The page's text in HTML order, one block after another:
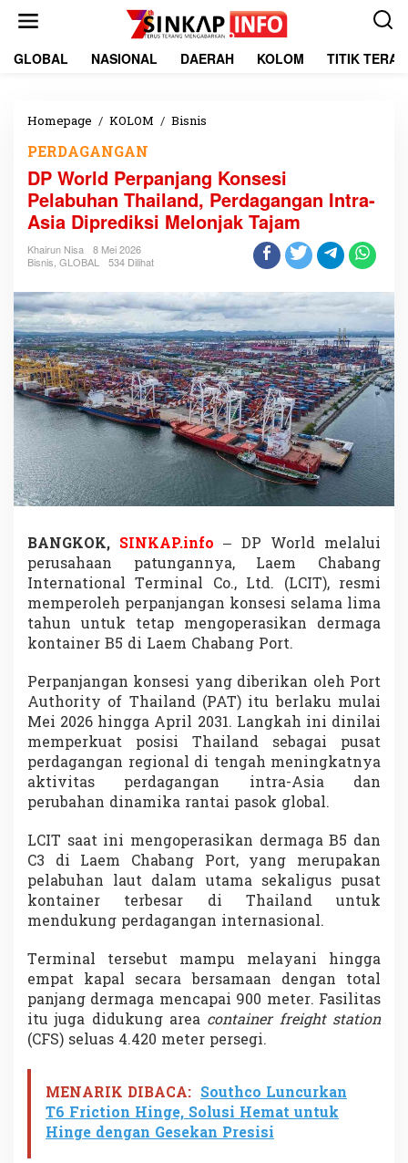
GLOBAL NASIONAL DAERAH KOLOM TITIK
Homepage / KOLOM / Bisnis
o
r
d
a
n
j
a
n
g
K
o
n
s
e
i
l
a
u
h
a
n
h
a
i
l
a
n
d
P
r
d
a
g
a
n
a
n
I
n
t
r
A
s
i
a
PERDAGANGAN
DP World Perpanjang Konsesi
Pelabuhan Thailand, Perdagangan Intra-
Asia Diprediksi Melonjak Tajam
Khairun Nisa
8 Mei 2026
Bisnis GLOBAL 534 Dilihat
BANGKOK, SINKAP.info – DP Worldmelalui
perusahaan patungannya, Laem Chabang
International Terminal Co., Ltd. (LCIT), resmi
memperoleh perpanjangan konsesi selama lima
tahun untuk tetap mengoperasikan dermaga
kontainer B5 di Laem Chabang Port.
Perpanjangan konsesi yang diberikan oleh Port
Authority of Thailand(PAT) itu berlaku mulai
Mei 2026 hingga April 2031. Langkah ini dinilai
memperkuat posisi Thailand sebagai pusat
perdagangan regional di tengah meningkatnya
aktivitas perdagangan intra-Asia dan
perubahan dinamika rantai pasok global.
LCIT saat ini mengoperasikan dermaga B5 dan
C3 di Laem Chabang Port, yang merupakan
pelabuhan laut dalam utama sekaligus pusat
kontainer terbesar di Thailand untuk
mendukung perdagangan internasional.
Terminal tersebut mampu melayani hingga
empat kapal secara bersamaan dengan total
panjang dermaga mencapai 900 meter. Fasilitas
itu juga didukung area container freight station
(CFS) seluas 4.420 meter persegi.
MENARIK DIBACA: Southco Luncurkan
T6 Friction Hinge, Solusi Hemat untuk
Hinge dengan Gesekan Presisi